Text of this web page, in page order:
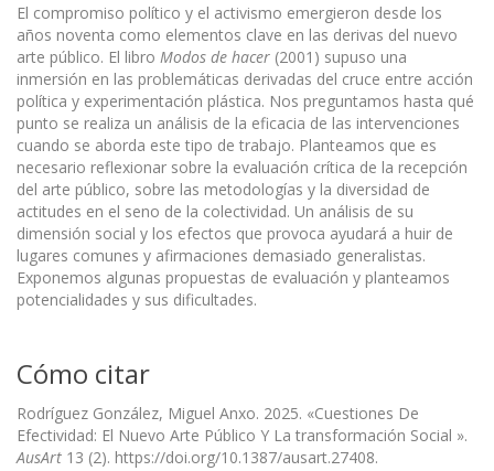
El compromiso político y el activismo emergieron desde los
años noventa como elementos clave en las derivas del nuevo
arte público. El libro Modos de hacer (2001) supuso una
inmersión en las problemáticas derivadas del cruce entre acción
política y experimentación plástica. Nos preguntamos hasta qué
punto se realiza un análisis de la eficacia de las intervenciones
cuando se aborda este tipo de trabajo. Planteamos que es
necesario reflexionar sobre la evaluación crítica de la recepción
del arte público, sobre las metodologías y la diversidad de
actitudes en el seno de la colectividad. Un análisis de su
dimensión social y los efectos que provoca ayudará a huir de
lugares comunes y afirmaciones demasiado generalistas.
Exponemos algunas propuestas de evaluación y planteamos
potencialidades y sus dificultades.
Cómo citar
Rodríguez González, Miguel Anxo. 2025. «Cuestiones De
Efectividad: El Nuevo Arte Público Y La transformación Social ».
AusArt 13 (2). https://doi.org/10.1387/ausart.27408.